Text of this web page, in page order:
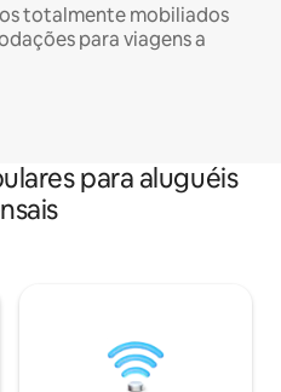
totalmente mobiliados
para viagens a
para aluguéis